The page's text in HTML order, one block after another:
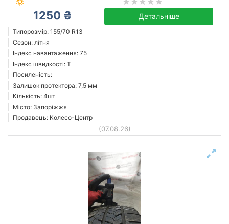
1250 ₴ Детальніше
Типорозмір: 155/70 R13
Сезон: літня
Індекс навантаження: 75
Індекс швидкості: T
Посиленість:
Залишок протектора: 7,5 мм
Кількість: 4шт
Місто: Запоріжжя
Продавець: Колесо-Центр
(07.08.26)